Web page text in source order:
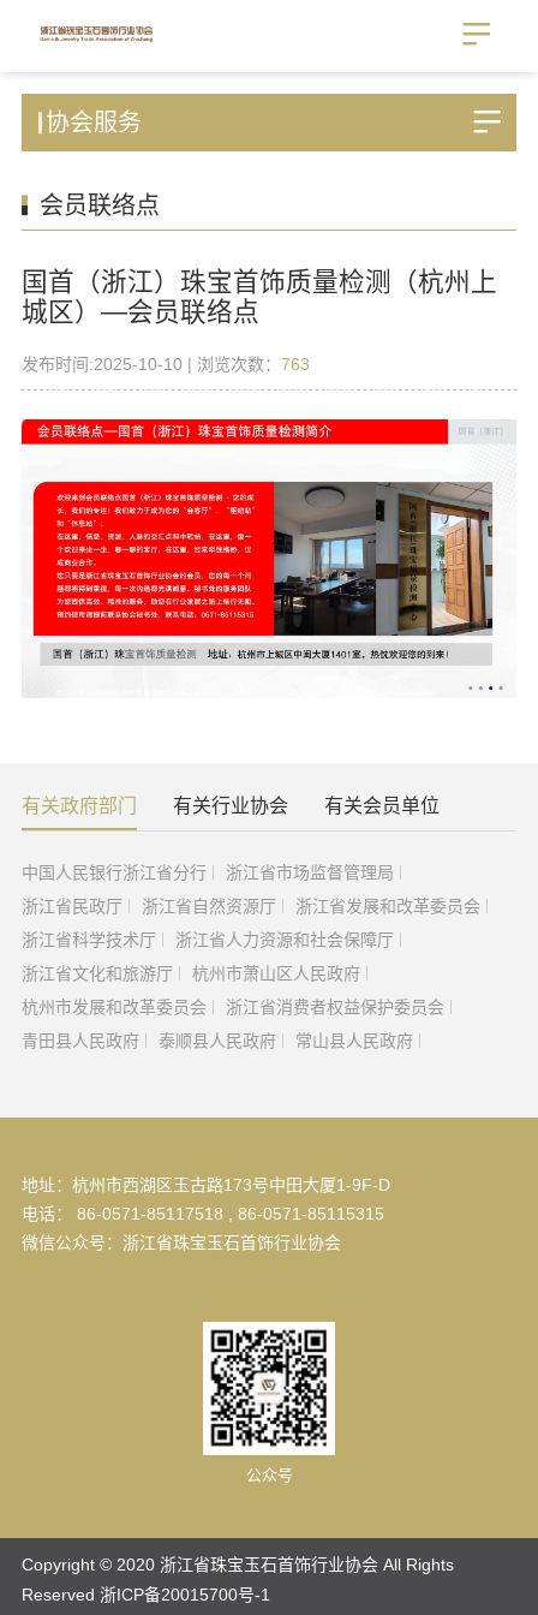
协会服务
会员联络点
国首（浙江）珠宝首饰质量检测（杭州上
城区）—会员联络点
发布时间:2025-10-10 | 浏览次数： 763
有关政府部门 有关行业协会 有关会员单位
中国人民银行浙江省分行
浙江省市场监督管理局
浙江省民政厅
浙江省自然资源厅
浙江省发展和改革委员会
浙江省科学技术厅
浙江省人力资源和社会保障厅
浙江省文化和旅游厅
杭州市萧山区人民政府
杭州市发展和改革委员会
浙江省消费者权益保护委员会
青田县人民政府
泰顺县人民政府 常山县人民政府
地址：杭州市西湖区玉古路173号中田大厦1-9F-D
电话： 86-0571-85117518 , 86-0571-85115315
微信公众号：浙江省珠宝玉石首饰行业协会
公众号
Copyright © 2020 浙江省珠宝玉石首饰行业协会 All Rights
Reserved 浙ICP备20015700号-1